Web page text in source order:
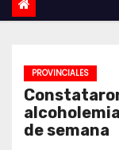
PROVINCIALES
de semana